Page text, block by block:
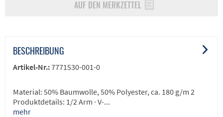
AUF DEN MERKZETTEL
BESCHREIBUNG
Artikel-Nr.:7771530-001-0
Material: 50% Baumwolle, 50% Polyester, ca. 180 g/m 2
Produktdetails: 1/2 Arm · V-...
mehr